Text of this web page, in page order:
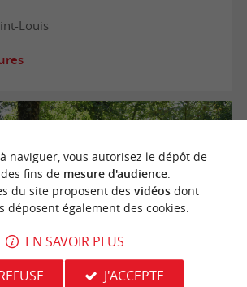
Louis
à Terres d'Oiseaux
naviguer, vous autorisez le dépôt de
fins de mesure d'audience.
du site proposent des vidéosdont
déposent également des cookies.
EN SAVOIR PLUS
J'ACCEPTE